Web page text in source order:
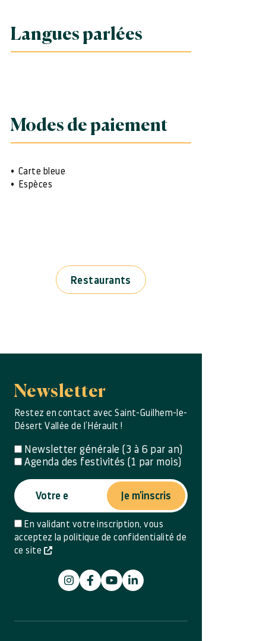
Langues parlées
Modes de paiement
Carte bleue
Espèces
Restaurants
Newsletter
Restez en contact avec Saint-Guilhem-le-
Désert Vallée de l’Hérault !
Newsletter générale (3 à 6 par an)
Agenda des festivités (1 par mois)
En validant votre inscription, vous
acceptez la politique de confidentialité de
ce site
Je m'inscris